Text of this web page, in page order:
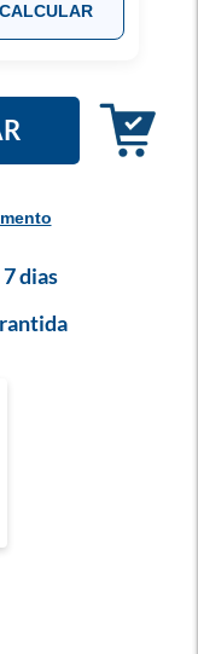
CALCULAR
dias